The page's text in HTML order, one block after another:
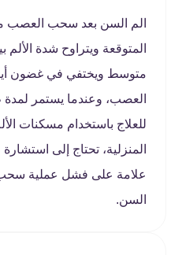
الم السن بعد سحب العصب
المتوقعة ويتراوح شدة
متوسط ويختفي في غضون
العصب، وعندما يستمر لمدة
للعلاج باستخدام مسكنات
المنزلية، تحتاج إلى
علامة على فشل عملية
السن.